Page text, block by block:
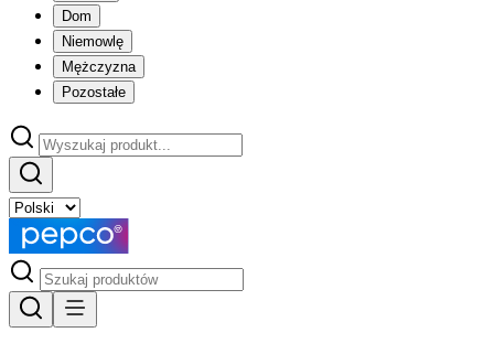
Dom
Niemowlę
Mężczyzna
Pozostałe